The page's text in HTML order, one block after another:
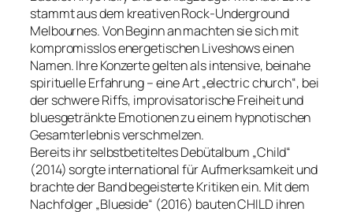
stammt aus dem kreativen Rock-Underground
Melbournes. Von Beginn an machten sie sich mit
kompromisslos energetischen Liveshows einen
Namen. Ihre Konzerte gelten als intensive, beinahe
spirituelle Erfahrung – eine Art „electric church“, bei
der schwere Riffs, improvisatorische Freiheit und
bluesgetränkte Emotionen zu einem hypnotischen
Gesamterlebnis verschmelzen.
Bereits ihr selbstbetiteltes Debütalbum „Child“
(2014) sorgte international für Aufmerksamkeit und
brachte der Band begeisterte Kritiken ein. Mit dem
Nachfolger „Blueside“ (2016) bauten CHILD ihren